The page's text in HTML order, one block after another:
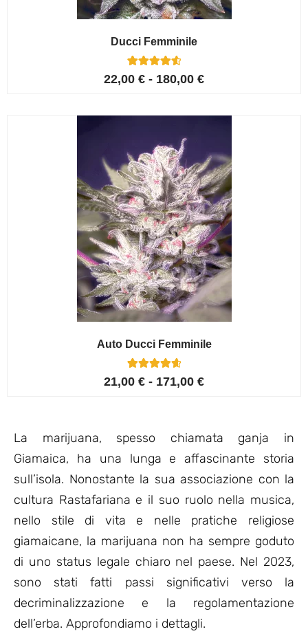
Ducci Femminile
Valutato
4.67
6
recensioni
22,00 € - 180,00 €
Auto Ducci Femminile
Valutato
4.75
4
21,00 € - 171,00 €
La marijuana, spesso chiamata ganja in
Giamaica, ha una lunga e affascinante storia
sull’isola. Nonostante la sua associazione con la
cultura Rastafariana e il suo ruolo nella musica,
nello stile di vita e nelle pratiche religiose
giamaicane, la marijuana non ha sempre goduto
di uno status legale chiaro nel paese. Nel 2023,
sono stati fatti passi significativi verso la
decriminalizzazione e la regolamentazione
dell’erba. Approfondiamo i dettagli.